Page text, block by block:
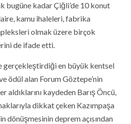
bugüne kadar Çiğli’de 10 konut
kamu ihaleleri, fabrika
olmak üzere birçok
de ifade etti.
gerçekleştirdiği en büyük kentsel
ödül alan Forum Göztepe’nin
aldıklarını kaydeden Barış Öncü,
dikkat çeken Kazımpaşa
dönüşmesinin deprem açısından